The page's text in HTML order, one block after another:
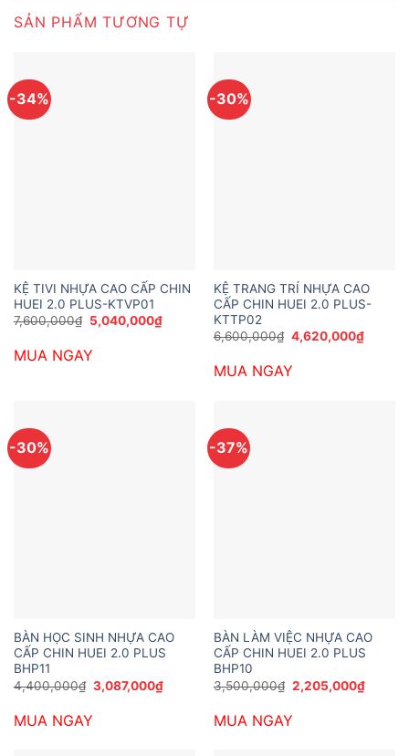
SẢN PHẨM TƯƠNG TỰ
-34%
KỆ TIVI NHỰA CAO CẤP CHIN
HUEI 2.0 PLUS-KTVP01
7,600,000₫ Giá
gốc
7,600,000₫.
5,040,000₫Giá
hiện
5,040,000₫.
MUA NGAY
-30%
KỆ TRANG TRÍ NHỰA CAO
CẤP CHIN HUEI 2.0 PLUS-
KTTP02
6,600,000₫ Giá
gốc
6,600,000₫.
4,620,000₫Giá
hiện
MUA NGAY
-30%
BÀN HỌC SINH NHỰA CAO
CẤP CHIN HUEI 2.0 PLUS
BHP11
4,400,000₫ Giá
gốc
4,400,000₫.
3,087,000₫Giá
hiện
3,087,000₫.
MUA NGAY
-37%
BÀN LÀM VIỆC NHỰA CAO
CẤP CHIN HUEI 2.0 PLUS
BHP10
3,500,000₫ Giá
gốc
3,500,000₫.
2,205,000₫Giá
hiện
MUA NGAY